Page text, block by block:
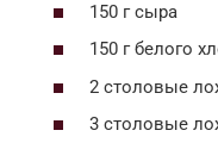
150 г сыра
150 г белого
2 столовые
3 столовые